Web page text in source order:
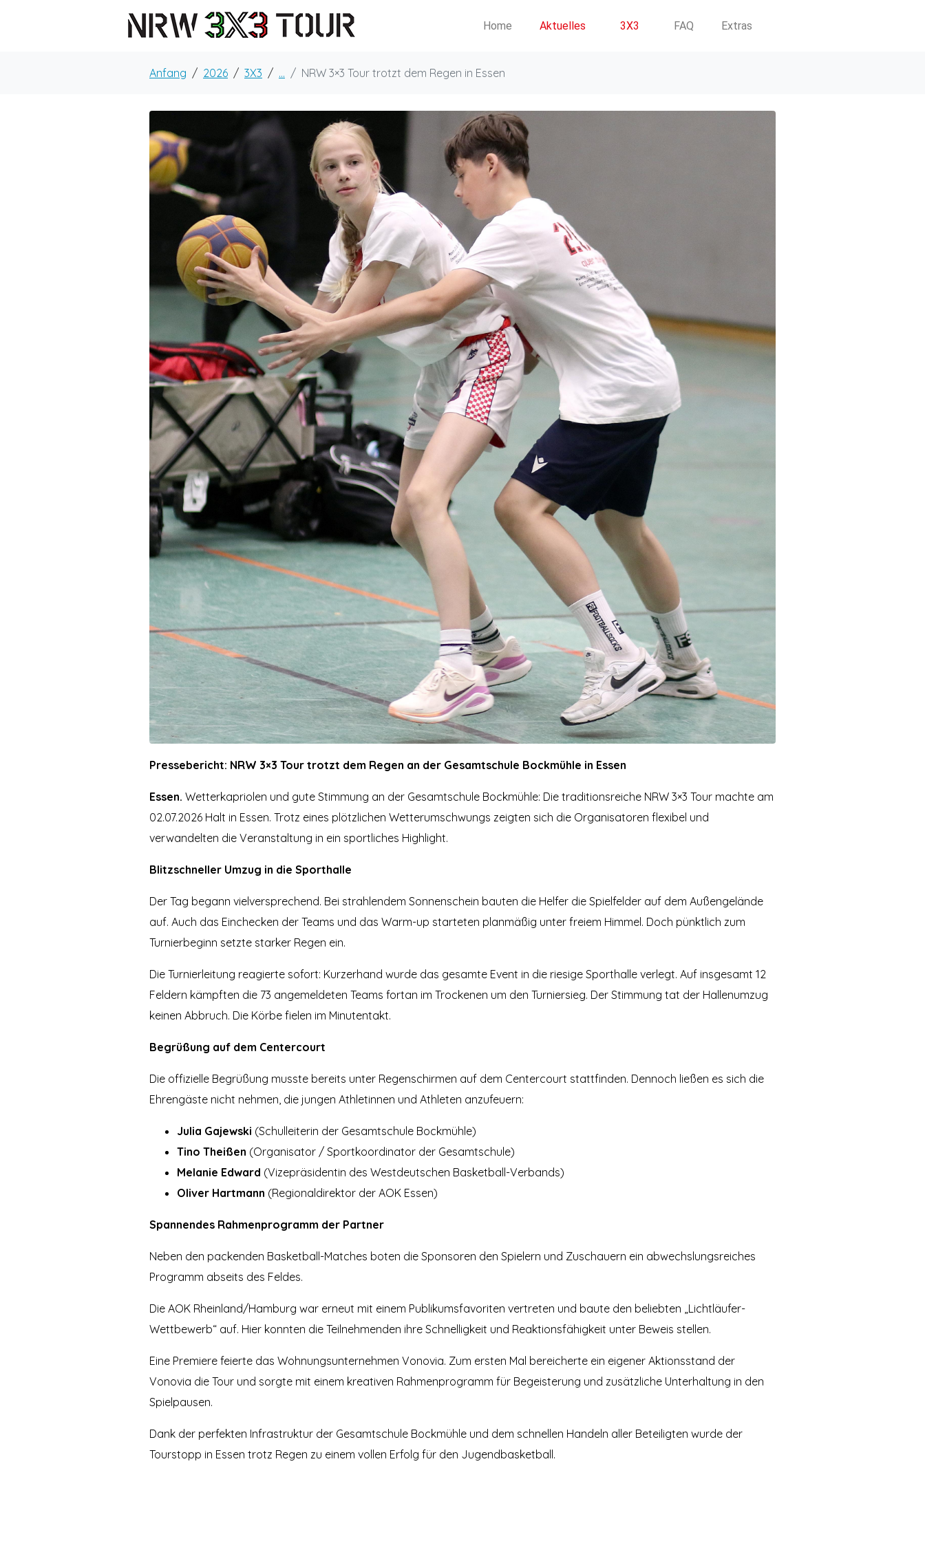
Home Aktuelles 3X3 FAQ Extras
Anfang 2026 3X3 ... NRW 3×3 Tour trotzt dem Regen in Essen
Pressebericht: NRW 3×3 Tour trotzt dem Regen an der Gesamtschule Bockmühle in Essen
Essen. Wetterkapriolen und gute Stimmung an der Gesamtschule Bockmühle: Die traditionsreiche NRW 3×3 Tour machte am
02.07.2026 Halt in Essen. Trotz eines plötzlichen Wetterumschwungs zeigten sich die Organisatoren flexibel und
verwandelten die Veranstaltung in ein sportliches Highlight.
Blitzschneller Umzug in die Sporthalle
Der Tag begann vielversprechend. Bei strahlendem Sonnenschein bauten die Helfer die Spielfelder auf dem Außengelände
auf. Auch das Einchecken der Teams und das Warm-up starteten planmäßig unter freiem Himmel. Doch pünktlich zum
Turnierbeginn setzte starker Regen ein.
Die Turnierleitung reagierte sofort: Kurzerhand wurde das gesamte Event in die riesige Sporthalle verlegt. Auf insgesamt 12
Feldern kämpften die 73 angemeldeten Teams fortan im Trockenen um den Turniersieg. Der Stimmung tat der Hallenumzug
keinen Abbruch. Die Körbe fielen im Minutentakt.
Begrüßung auf dem Centercourt
Die offizielle Begrüßung musste bereits unter Regenschirmen auf dem Centercourt stattfinden. Dennoch ließen es sich die
Ehrengäste nicht nehmen, die jungen Athletinnen und Athleten anzufeuern:
Julia Gajewski (Schulleiterin der Gesamtschule Bockmühle)
Tino Theißen (Organisator / Sportkoordinator der Gesamtschule)
Melanie Edward (Vizepräsidentin des Westdeutschen Basketball-Verbands)
Oliver Hartmann (Regionaldirektor der AOK Essen)
Spannendes Rahmenprogramm der Partner
Neben den packenden Basketball-Matches boten die Sponsoren den Spielern und Zuschauern ein abwechslungsreiches
Programm abseits des Feldes.
Die AOK Rheinland/Hamburg war erneut mit einem Publikumsfavoriten vertreten und baute den beliebten „Lichtläufer-
Wettbewerb“ auf. Hier konnten die Teilnehmenden ihre Schnelligkeit und Reaktionsfähigkeit unter Beweis stellen.
Eine Premiere feierte das Wohnungsunternehmen Vonovia. Zum ersten Mal bereicherte ein eigener Aktionsstand der
Vonovia die Tour und sorgte mit einem kreativen Rahmenprogramm für Begeisterung und zusätzliche Unterhaltung in den
Spielpausen.
Dank der perfekten Infrastruktur der Gesamtschule Bockmühle und dem schnellen Handeln aller Beteiligten wurde der
Tourstopp in Essen trotz Regen zu einem vollen Erfolg für den Jugendbasketball.